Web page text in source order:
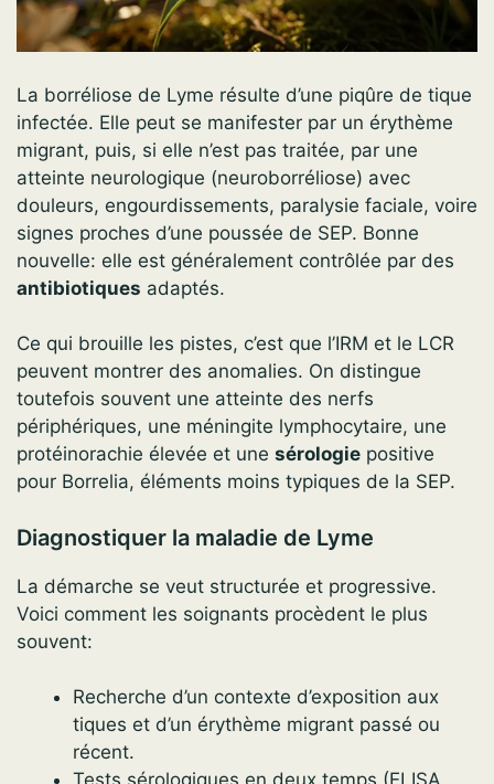
La borréliose de Lyme résulte d’une piqûre de tique
infectée. Elle peut se manifester par un érythème
migrant, puis, si elle n’est pas traitée, par une
atteinte neurologique (neuroborréliose) avec
douleurs, engourdissements, paralysie faciale, voire
signes proches d’une poussée de SEP. Bonne
nouvelle: elle est généralement contrôlée par des
antibiotiques adaptés.
Ce qui brouille les pistes, c’est que l’IRM et le LCR
peuvent montrer des anomalies. On distingue
toutefois souvent une atteinte des nerfs
périphériques, une méningite lymphocytaire, une
protéinorachie élevée et une sérologie positive
pour Borrelia, éléments moins typiques de la SEP.
Diagnostiquer la maladie de Lyme
La démarche se veut structurée et progressive.
Voici comment les soignants procèdent le plus
souvent:
Recherche d’un contexte d’exposition aux
tiques et d’un érythème migrant passé ou
récent.